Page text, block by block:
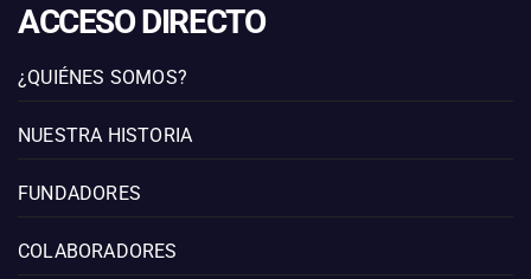
ACCESO DIRECTO
¿QUIÉNES SOMOS?
NUESTRA HISTORIA
FUNDADORES
COLABORADORES